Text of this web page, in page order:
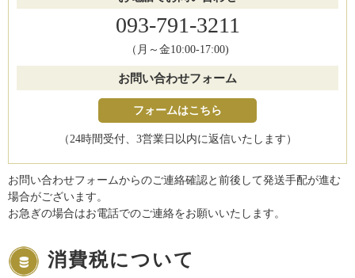
093-791-3211
（月～金10:00-17:00)
お問い合わせフォーム
フォームはこちら
（24時間受付、3営業日以内に返信いたします）
お問い合わせフォームからのご連絡確認と前後して発送手配が進む
場合がございます。
お急ぎの場合はお電話でのご連絡をお願いいたします。
消費税について